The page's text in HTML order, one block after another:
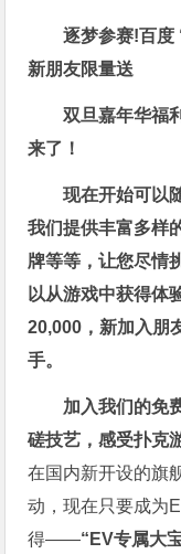
逐梦参赛!百度
新朋友限量送
双旦嘉年华福
来了！
现在开始可以
我们提供丰富多样
牌等等，让您尽情
以从游戏中获得体
20,000，新加入朋
手。
加入我们的免
磋技艺，感受扑克
在国内新开设的旗
动，现在只要成为
得——“EV专属大